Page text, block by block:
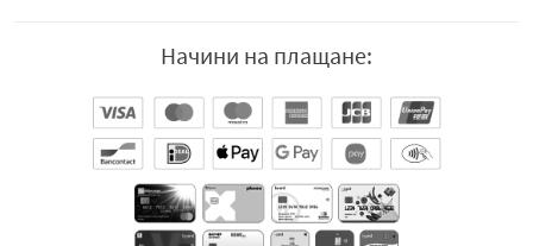
Начини на плащане: